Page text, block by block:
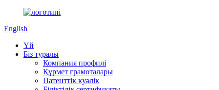
English
Үй
Біз туралы
Компания профилі
Құрмет грамоталары
Патенттік куәлік